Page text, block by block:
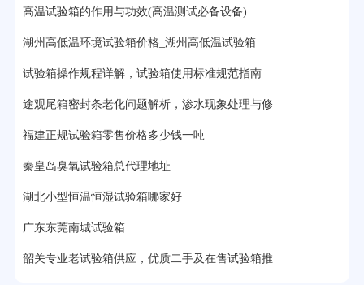
17分钟前用户提问：步入式老化房有多大的？
22分钟前用户提问：紫外线老化箱辐照时间是多久？
25分钟前用户提问：老化箱和干燥箱区别？
27分钟前用户提问：移动电源老化柜与电池柜的区别？
32分钟前用户提问：氙灯老化试验箱价格多少？
2分钟前用户提问：大型高温老化房价格多少钱？
高温试验箱的作用与功效(高温测试必备设备)
湖州高低温环境试验箱价格_湖州高低温试验箱
试验箱操作规程详解，试验箱使用标准规范指南
途观尾箱密封条老化问题解析，渗水现象处理与修
福建正规试验箱零售价格多少钱一吨
秦皇岛臭氧试验箱总代理地址
湖北小型恒温恒湿试验箱哪家好
广东东莞南城试验箱
韶关专业老试验箱供应，优质二手及在售试验箱推